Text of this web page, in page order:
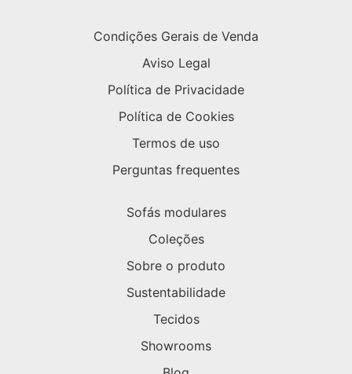
Condições Gerais de Venda
Aviso Legal
Política de Privacidade
Política de Cookies
Termos de uso
Perguntas frequentes
Sofás modulares
Coleções
Sobre o produto
Sustentabilidade
Tecidos
Showrooms